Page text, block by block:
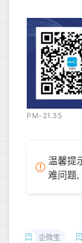
PM-21.35
温馨提
难问题,
企微宝